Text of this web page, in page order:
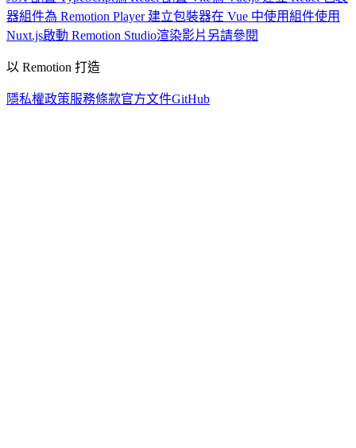
器組件為 Remotion Player 建立包裝器在 Vue 中使用組件使用
Nuxt.js啟動 Remotion Studio渲染影片 另請參閱
以 Remotion 打造
隱私權政策服務條款官方文件GitHub